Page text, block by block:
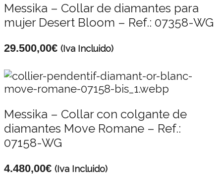
Messika – Collar de diamantes para
mujer Desert Bloom – Ref.: 07358-WG
29.500,00€ (Iva Incluido)
Messika – Collar con colgante de
diamantes Move Romane – Ref.:
07158-WG
4.480,00€ (Iva Incluido)